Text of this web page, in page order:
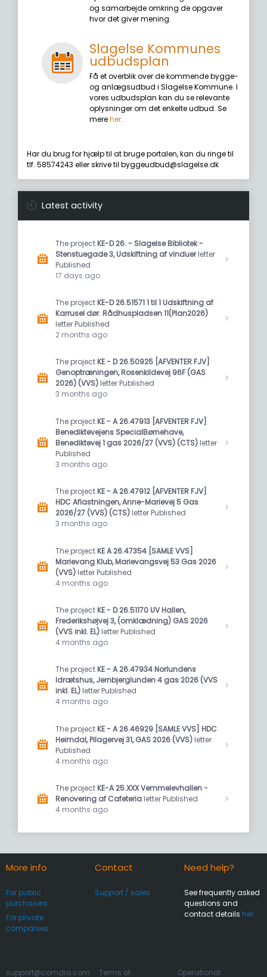
og samarbejde omkring de opgaver
hvor det giver mening.
Slagelse Kommunes
udbudsplan
Få et overblik over de kommende bygge-
og anlægsudbud i Slagelse Kommune. I
vores udbudsplan kan du se relevante
oplysninger om det enkelte udbud. Se
mereher.
Har du brug for hjælp til at bruge portalen, kan du ringe til
tlf. 58574243 eller skrive til byggeudbud@slagelse.dk
Latest activity
The projectKE-D 26. - Slagelse Bibliotek -
Stenstuegade 3, Udskiftning af vinduerletter
Published
17 days ago
The projectKE-D 26.51571 1 til 1 Udskiftning af
Karrusel dør. Rådhuspladsen 11(Plan2026)
letter Published
2 months ago
The projectKE - D 26.50925 [AFVENTER FJV]
Genoptræningen, Rosenkildevej 96F (GAS
2026) (VVS)letter Published
3 months ago
The projectKE - A 26.47913 [AFVENTER FJV]
Benediktevejens SpecialBørnehave,
Benediktevej 1 gas 2026/27 (VVS) (CTS)letter
Published
3 months ago
The projectKE - A 26.47912 [AFVENTER FJV]
HDC Aflastningen, Anne-Marievej 5 Gas
2026/27 (VVS) (CTS)letter Published
3 months ago
The projectKE A 26.47354 [SAMLE VVS]
Marievang Klub, Marievangsvej 53 Gas 2026
(VVS)letter Published
4 months ago
The projectKE - D 26.51170 UV Hallen,
Frederikshøjvej 3, (omklædning) GAS 2026
(VVS inkl. EL)letter Published
4 months ago
The projectKE - A 26.47934 Norlundens
Idrætshus, Jernbjerglunden 4 gas 2026 (VVS
inkl. EL)letter Published
4 months ago
The projectKE - A 26.46929 [SAMLE VVS] HDC
Heimdal, Pilagervej 31, GAS 2026 (VVS)letter
Published
4 months ago
The projectKE-A 25.XXX Vemmelevhallen -
Renovering af Cafeterialetter Published
4 months ago
More info
For public
purchasers
For private
companies
Contact
Support / sales
Need help?
See frequently asked
questions and
contact details her
support@comdia.com Terms of Operational